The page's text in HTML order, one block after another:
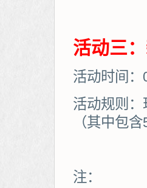
活动三
活动时间
活动规则
（其中包
注：